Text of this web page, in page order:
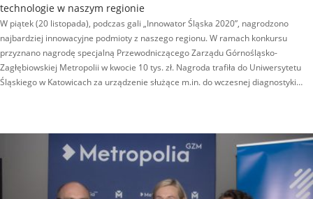
technologie w naszym regionie
W piątek (20 listopada), podczas gali „Innowator Śląska 2020”, nagrodzono
najbardziej innowacyjne podmioty z naszego regionu. W ramach konkursu
przyznano nagrodę specjalną Przewodniczącego Zarządu Górnośląsko-
Zagłębiowskiej Metropolii w kwocie 10 tys. zł. Nagroda trafiła do Uniwersytetu
Śląskiego w Katowicach za urządzenie służące m.in. do wczesnej diagnostyki…